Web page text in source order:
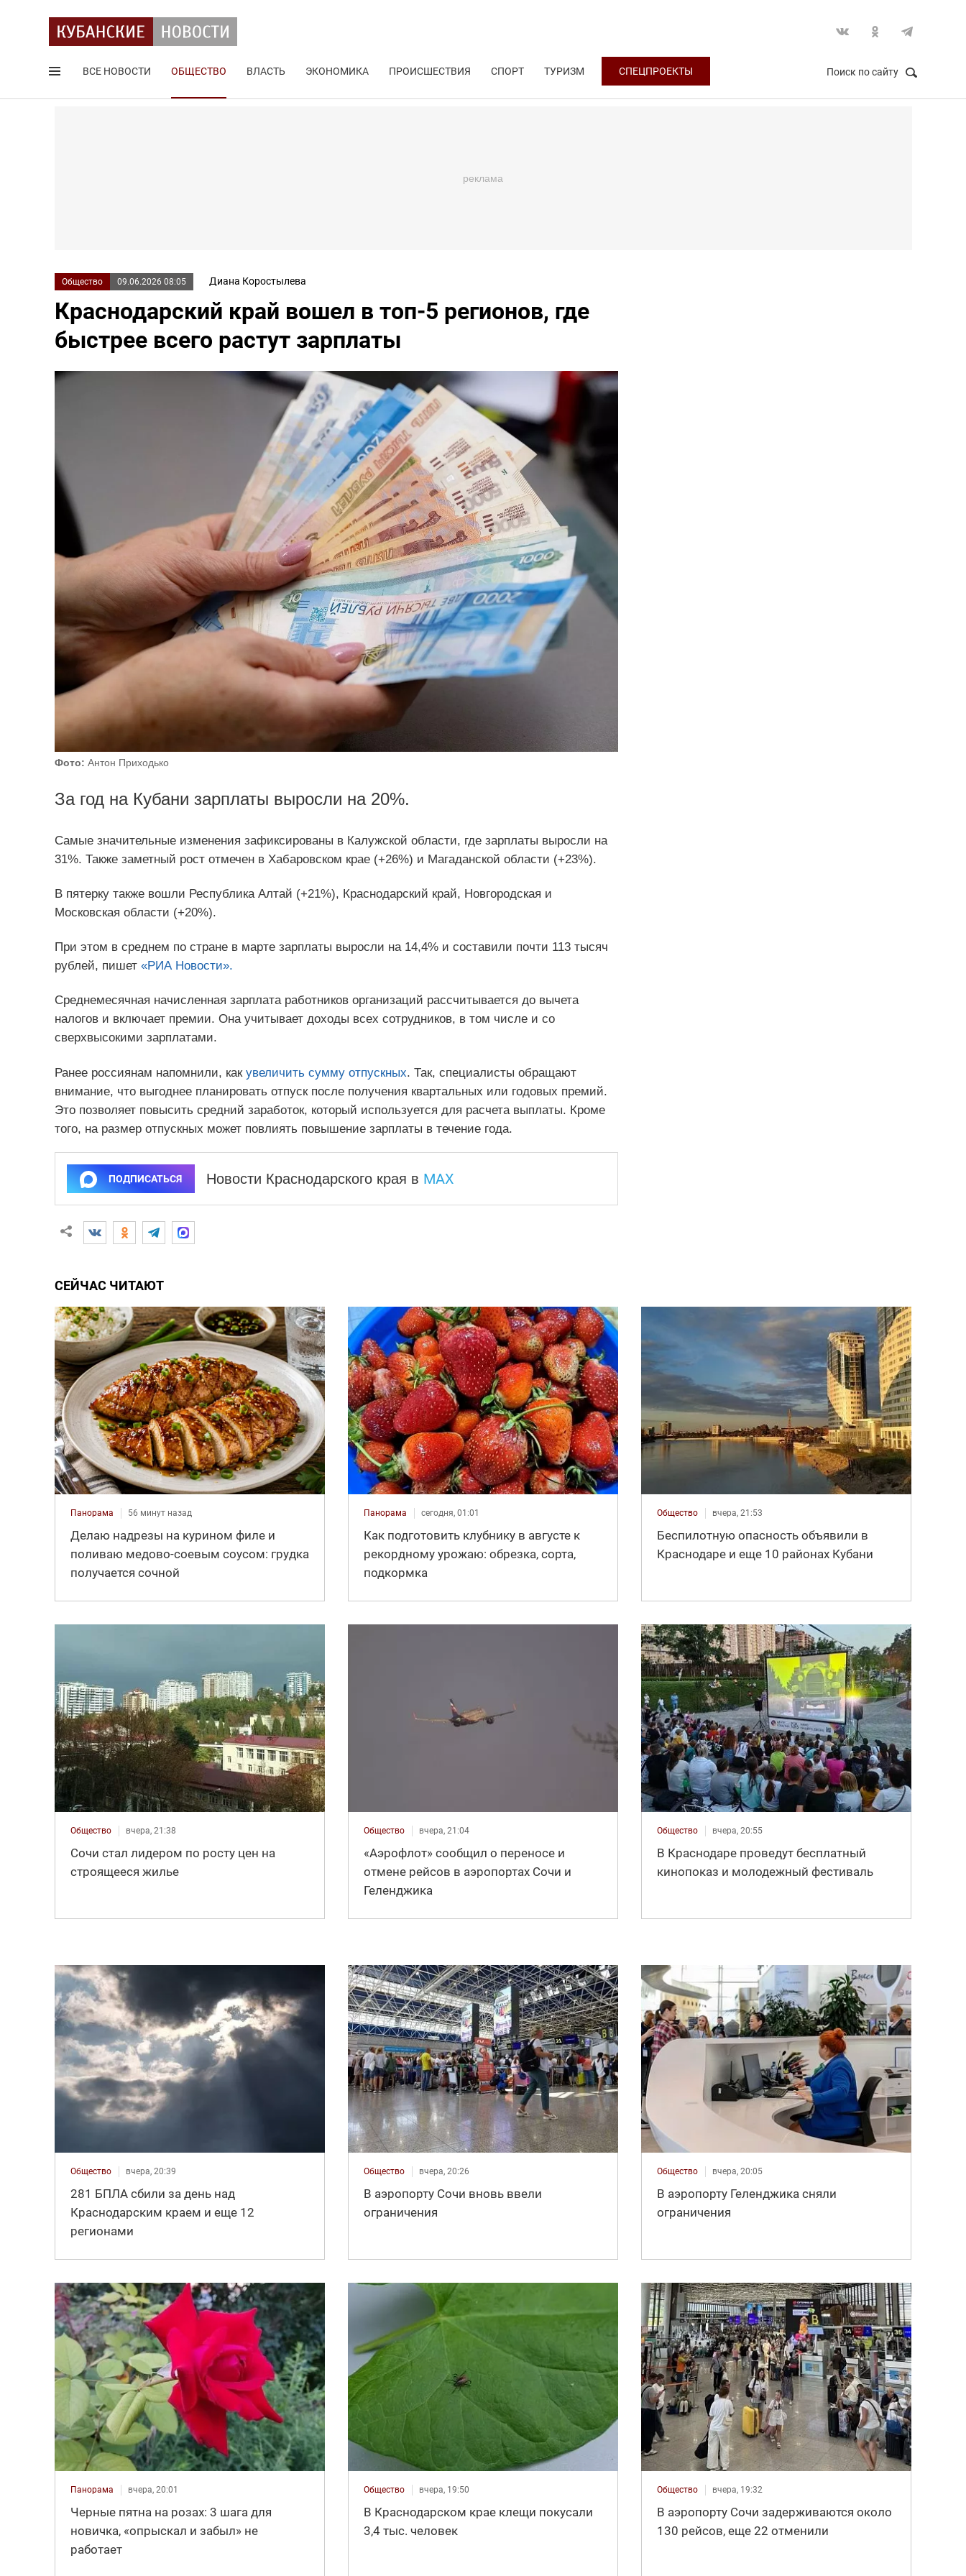
ВСЕ НОВОСТИ ОБЩЕСТВО ВЛАСТЬ ЭКОНОМИКА ПРОИСШЕСТВИЯ СПОРТ ТУРИЗМ СПЕЦПРОЕКТЫ Поиск по сайту
Общество 09.06.2026 08:05 Диана Коростылева
Краснодарский край вошел в топ-5 регионов, где
быстрее всего растут зарплаты
Фото: Антон Приходько
За год на Кубани зарплаты выросли на 20%.
Самые значительные изменения зафиксированы в Калужской области, где зарплаты выросли на
31%. Также заметный рост отмечен в Хабаровском крае (+26%) и Магаданской области (+23%).
В пятерку также вошли Республика Алтай (+21%), Краснодарский край, Новгородская и
Московская области (+20%).
При этом в среднем по стране в марте зарплаты выросли на 14,4% и составили почти 113 тысяч
рублей, пишет «РИА Новости».
Среднемесячная начисленная зарплата работников организаций рассчитывается до вычета
налогов и включает премии. Она учитывает доходы всех сотрудников, в том числе и со
сверхвысокими зарплатами.
Ранее россиянам напомнили, как увеличить сумму отпускных. Так, специалисты обращают
внимание, что выгоднее планировать отпуск после получения квартальных или годовых премий.
Это позволяет повысить средний заработок, который используется для расчета выплаты. Кроме
того, на размер отпускных может повлиять повышение зарплаты в течение года.
ПОДПИСАТЬСЯ Новости Краснодарского края в MAX
СЕЙЧАС ЧИТАЮТ
Панорама 56 минут назад
Делаю надрезы на курином филе и
поливаю медово-соевым соусом: грудка
получается сочной
Панорама сегодня, 01:01
Как подготовить клубнику в августе к
рекордному урожаю: обрезка, сорта,
подкормка
Общество вчера, 21:53
Беспилотную опасность объявили в
Краснодаре и еще 10 районах Кубани
Общество вчера, 21:38
Сочи стал лидером по росту цен на
строящееся жилье
Общество вчера, 21:04
«Аэрофлот» сообщил о переносе и
отмене рейсов в аэропортах Сочи и
Геленджика
Общество вчера, 20:55
В Краснодаре проведут бесплатный
кинопоказ и молодежный фестиваль
Общество вчера, 20:39
281 БПЛА сбили за день над
Краснодарским краем и еще 12
регионами
Общество вчера, 20:26
В аэропорту Сочи вновь ввели
ограничения
Общество вчера, 20:05
В аэропорту Геленджика сняли
ограничения
Панорама вчера, 20:01
Черные пятна на розах: 3 шага для
новичка, «опрыскал и забыл» не
работает
Общество вчера, 19:50
В Краснодарском крае клещи покусали
3,4 тыс. человек
Общество вчера, 19:32
В аэропорту Сочи задерживаются около
130 рейсов, еще 22 отменили